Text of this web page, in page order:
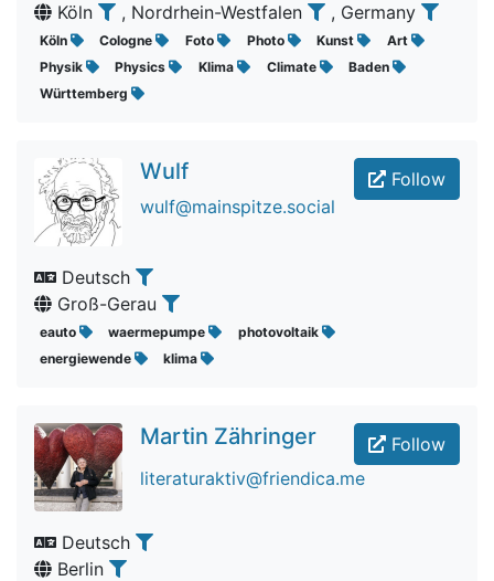
Köln
, Nordrhein-Westfalen , Germany
Köln Cologne Foto Photo Kunst
Art
Physik
Physics Klima Climate
Baden
Württemberg
Follow
Wulf
wulf@mainspitze.social
Deutsch
Groß-Gerau
eauto waermepumpe
photovoltaik
energiewende
klima
Follow
Martin Zähringer
literaturaktiv@friendica.me
Deutsch
Berlin